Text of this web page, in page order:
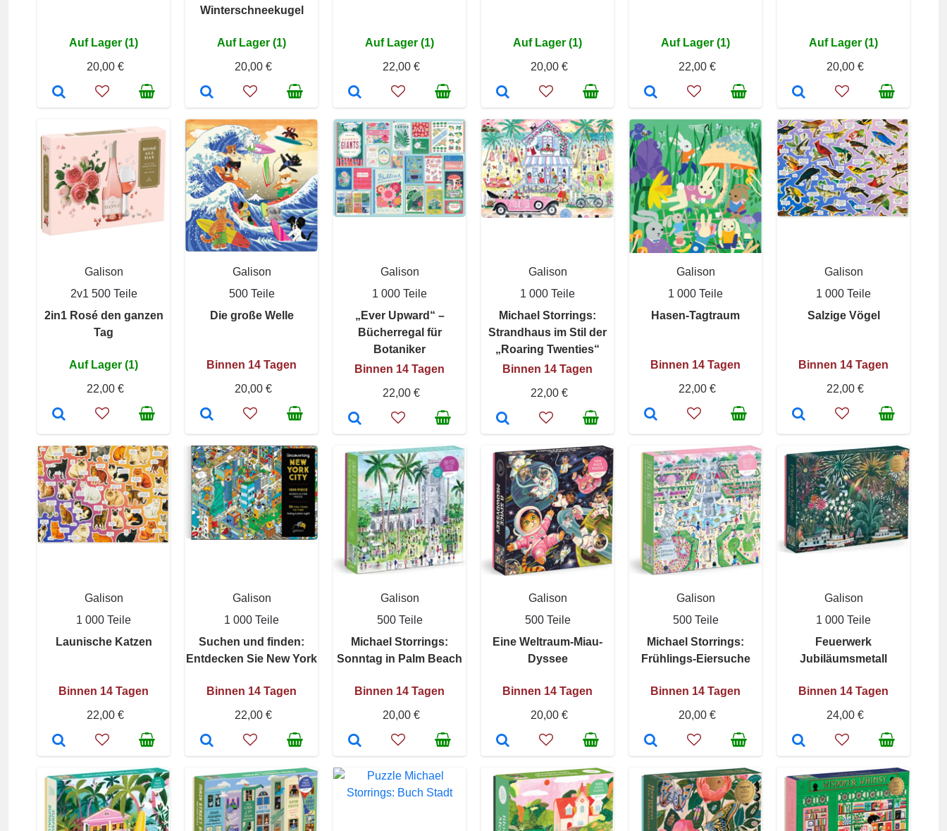
Auf Lager (1)
20,00 €
Winterschneekugel
Auf Lager (1)
20,00 €
Auf Lager (1)
22,00 €
Auf Lager (1)
20,00 €
Auf Lager (1)
22,00 €
Auf Lager (1)
20,00 €
Galison
2v1 500 Teile
2in1 Rosé den ganzen
Tag
Auf Lager (1)
22,00 €
Galison
500 Teile
Die große Welle
Binnen 14 Tagen
20,00 €
Galison
1 000 Teile
„Ever Upward“ –
Bücherregal für
Botaniker
Binnen 14 Tagen
22,00 €
Galison
1 000 Teile
Michael Storrings:
Strandhaus im Stil der
„Roaring Twenties“
Binnen 14 Tagen
22,00 €
Galison
1 000 Teile
Hasen-Tagtraum
Binnen 14 Tagen
22,00 €
Galison
1 000 Teile
Salzige Vögel
Binnen 14 Tagen
22,00 €
Galison
1 000 Teile
Launische Katzen
Binnen 14 Tagen
22,00 €
Galison
1 000 Teile
Suchen und finden:
Entdecken Sie New York
Binnen 14 Tagen
22,00 €
Galison
500 Teile
Michael Storrings:
Sonntag in Palm Beach
Binnen 14 Tagen
20,00 €
Galison
500 Teile
Eine Weltraum-Miau-
Dyssee
Binnen 14 Tagen
20,00 €
Galison
500 Teile
Michael Storrings:
Frühlings-Eiersuche
Binnen 14 Tagen
20,00 €
Galison
1 000 Teile
Feuerwerk
Jubiläumsmetall
Binnen 14 Tagen
24,00 €